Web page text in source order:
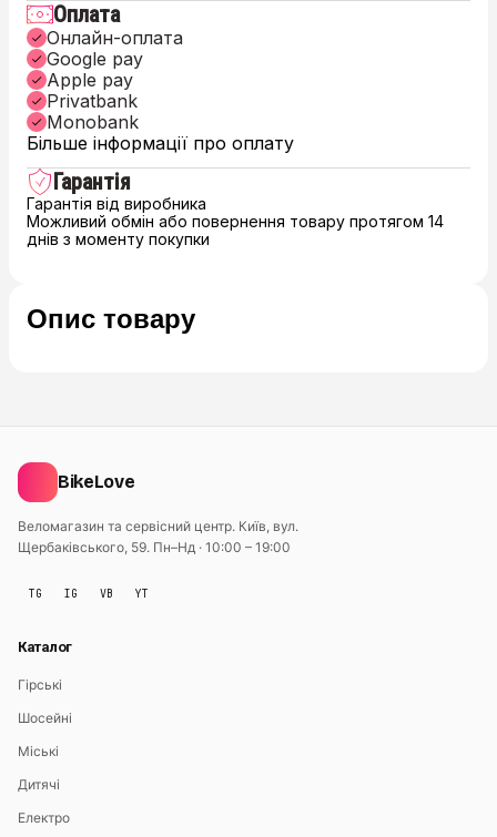
Оплата
Онлайн-оплата
Google pay
Apple pay
Privatbank
Monobank
Більше інформації про оплату
Гарантія
Гарантія від виробника
Можливий обмін або повернення товару протягом 14
днів з моменту покупки
Опис товару
BikeLove
Веломагазин та сервісний центр. Київ, вул.
Щербаківського, 59. Пн–Нд · 10:00 – 19:00
TG IG VB YT
Каталог
Гірські
Шосейні
Міські
Дитячі
Електро